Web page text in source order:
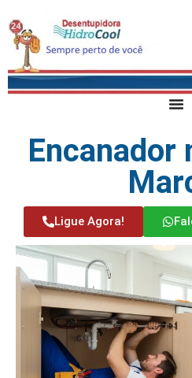
Encanador
Ligue Agora!